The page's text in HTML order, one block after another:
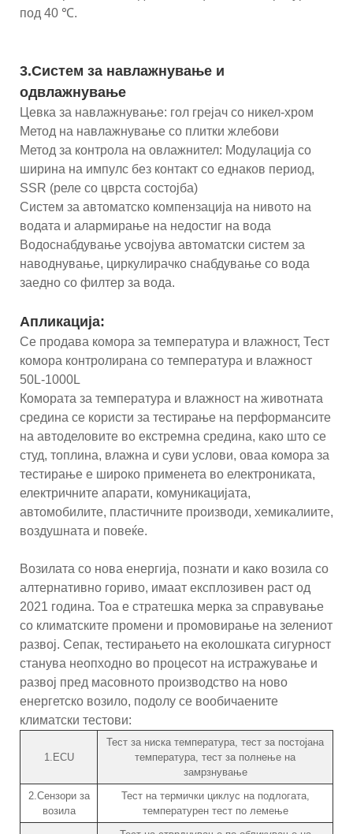
под 40 ℃.
3.Систем за навлажнување и
одвлажнување
Цевка за навлажнување: гол грејач со никел-хром
Метод на навлажнување со плитки жлебови
Метод за контрола на овлажнител: Модулација со
ширина на импулс без контакт со еднаков период,
SSR (реле со цврста состојба)
Систем за автоматско компензација на нивото на
водата и алармирање на недостиг на вода
Водоснабдување усвојува автоматски систем за
наводнување, циркулирачко снабдување со вода
заедно со филтер за вода.
Апликација:
Се продава комора за температура и влажност, Тест
комора контролирана со температура и влажност
50L-1000L
Комората за температура и влажност на животната
средина се користи за тестирање на перформансите
на автоделовите во екстремна средина, како што се
студ, топлина, влажна и суви услови, оваа комора за
тестирање е широко применета во електрониката,
електричните апарати, комуникацијата,
автомобилите, пластичните производи, хемикалиите,
воздушната и повеќе.
Возилата со нова енергија, познати и како возила со
алтернативно гориво, имаат експлозивен раст од
2021 година. Тоа е стратешка мерка за справување
со климатските промени и промовирање на зелениот
развој. Сепак, тестирањето на еколошката сигурност
станува неопходно во процесот на истражување и
развој пред масовното производство на ново
енергетско возило, подолу се вообичаените
климатски тестови:
1.ECU
Тест за ниска температура, тест за постојана
температура, тест за полнење на
замрзнување
2.Сензори за
возила
Тест на термички циклус на подлогата,
температурен тест по лемење